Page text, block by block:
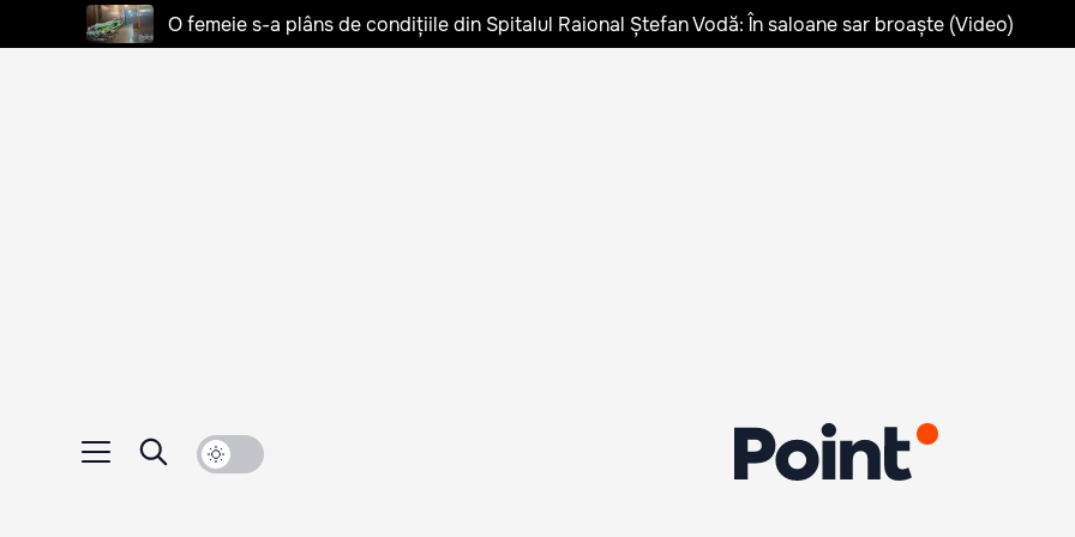
O femeie s-a plâns de condițiile din Spitalul Raional Ștefan Vodă: În saloane sar broaște (Video)